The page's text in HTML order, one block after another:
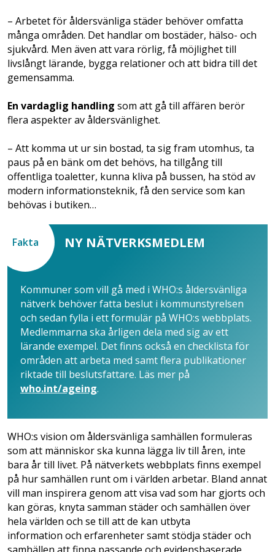
– Arbetet för åldersvänliga städer behöver omfatta
många områden. Det handlar om bostäder, hälso- och
sjukvård. Men även att vara rörlig, få möjlighet till
livslångt lärande, bygga relationer och att bidra till det
gemensamma.
En vardaglig handling som att gå till affären berör
flera aspekter av åldersvänlighet.
– Att komma ut ur sin bostad, ta sig fram utomhus, ta
paus på en bänk om det behövs, ha tillgång till
offentliga toaletter, kunna kliva på bussen, ha stöd av
modern informationsteknik, få den service som kan
behövas i butiken…
Fakta NY NÄTVERKSMEDLEM
Kommuner som vill gå med i WHO:s åldersvänliga
nätverk behöver fatta beslut i kommunstyrelsen
och sedan fylla i ett formulär på WHO:s webbplats.
Medlemmarna ska årligen dela med sig av ett
lärande exempel. Det finns också en checklista för
områden att arbeta med samt flera publikationer
riktade till beslutsfattare. Läs mer på
who.int/ageing.
WHO:s vision om åldersvänliga samhällen formuleras
som att människor ska kunna lägga liv till åren, inte
bara år till livet. På nätverkets webbplats finns exempel
på hur samhällen runt om i världen arbetar. Bland annat
vill man inspirera genom att visa vad som har gjorts och
kan göras, knyta samman städer och samhällen över
hela världen och se till att de kan utbyta
information och erfarenheter samt stödja städer och